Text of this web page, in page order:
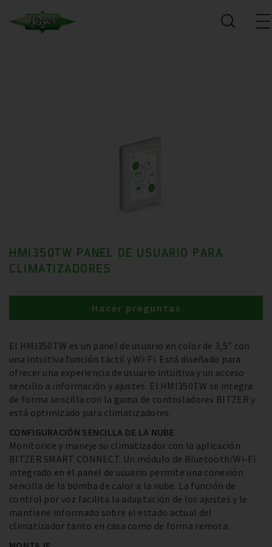
HMI350TW PANEL DE USUARIO PARA
CLIMATIZADORES
El HMI350TW es un panel de usuario en color de 3,5” con
una intuitiva función táctil y Wi-Fi. Está diseñado para
ofrecer una experiencia de usuario intuitiva y un acceso
sencillo a información y ajustes. El HMI350TW se integra
de forma sencilla con la gama de controladores BITZER y
está optimizado para climatizadores.
CONFIGURACIÓN SENCILLA DE LA NUBE
Monitorice y maneje su climatizador con la aplicación
BITZER SMART CONNECT. Un módulo de Bluetooth/Wi-Fi
integrado en el panel de usuario permite una conexión
sencilla de la bomba de calor a la nube. La función de
control por voz facilita la adaptación de los ajustes y le
mantiene informado sobre el estado actual del
climatizador tanto en casa como de forma remota.
Hacer preguntas